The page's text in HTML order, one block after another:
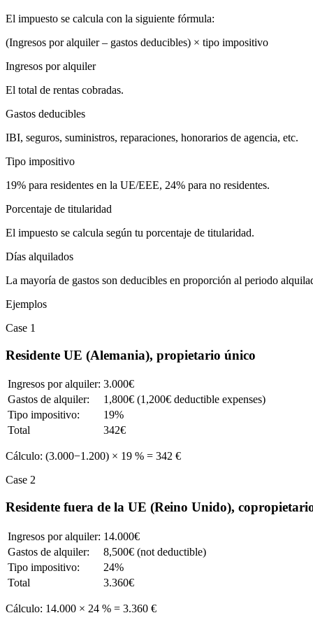
El impuesto se calcula con la siguiente fórmula:
(Ingresos por alquiler – gastos deducibles) × tipo impositivo
Ingresos por alquiler
El total de rentas cobradas.
Gastos deducibles
IBI, seguros, suministros, reparaciones, honorarios de agencia, etc.
Tipo impositivo
19% para residentes en la UE/EEE, 24% para no residentes.
Porcentaje de titularidad
El impuesto se calcula según tu porcentaje de titularidad.
Días alquilados
La mayoría de gastos son deducibles en proporción al periodo
Ejemplos
Case 1
Residente UE (Alemania), propietario único
Ingresos por alquiler: 3.000€
Gastos de alquiler:
1,800€ (1,200€ deductible expenses)
Tipo impositivo:
19%
Total
342€
Cálculo: (3.000−1.200) × 19 % = 342 €
Case 2
Residente fuera de la UE (Reino Unido),
Ingresos por alquiler: 14.000€
Gastos de alquiler:
8,500€ (not deductible)
Tipo impositivo:
24%
Total
3.360€
Cálculo: 14.000 × 24 % = 3.360 €